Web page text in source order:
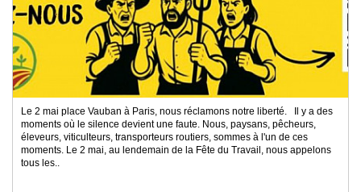
Le 2 mai place Vauban à Paris, nous réclamons notre liberté. Il y a des
moments où le silence devient une faute. Nous, paysans, pêcheurs,
éleveurs, viticulteurs, transporteurs routiers, sommes à l'un de ces
moments. Le 2 mai, au lendemain de la Fête du Travail, nous appelons
tous les..